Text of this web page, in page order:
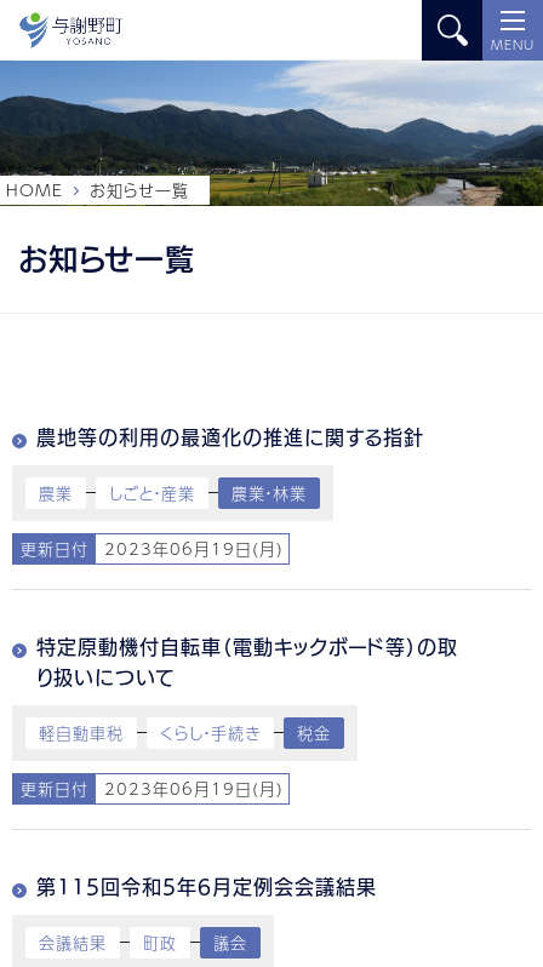
MENU
お知らせ一覧
HOME お知らせ一覧
農地等の利用の最適化の推進に関する指針
農業 しごと・産業 農業・林業
更新日付 2023年06月19日(月)
特定原動機付自転車（電動キックボード等）の取
り扱いについて
軽自動車税 くらし・手続き 税金
更新日付 2023年06月19日(月)
第115回令和5年6月定例会会議結果
会議結果 町政 議会